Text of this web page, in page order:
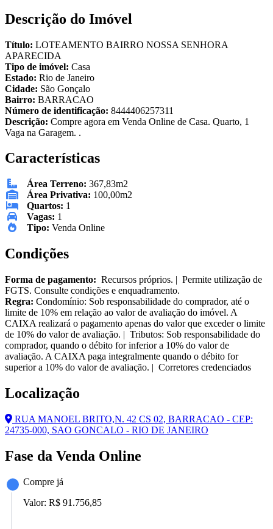
Descrição do Imóvel
Título: LOTEAMENTO BAIRRO NOSSA SENHORA
APARECIDA
Tipo de imóvel: Casa
Estado: Rio de Janeiro
Cidade: São Gonçalo
Bairro: BARRACAO
Número de identificação: 8444406257311
Descrição: Compre agora em Venda Online de Casa. Quarto, 1
Vaga na Garagem. .
Características
Área Terreno: 367,83m2
Área Privativa: 100,00m2
Quartos: 1
Vagas: 1
Tipo: Venda Online
Condições
Forma de pagamento: Recursos próprios. | Permite utilização de
FGTS. Consulte condições e enquadramento.
Regra: Condomínio: Sob responsabilidade do comprador, até o
limite de 10% em relação ao valor de avaliação do imóvel. A
CAIXA realizará o pagamento apenas do valor que exceder o limite
de 10% do valor de avaliação. | Tributos: Sob responsabilidade do
comprador, quando o débito for inferior a 10% do valor de
avaliação. A CAIXA paga integralmente quando o débito for
superior a 10% do valor de avaliação. | Corretores credenciados
Localização
RUA MANOEL BRITO,N. 42 CS 02, BARRACAO - CEP:
24735-000, SAO GONCALO - RIO DE JANEIRO
Fase da Venda Online
Compre já
Valor: R$ 91.756,85